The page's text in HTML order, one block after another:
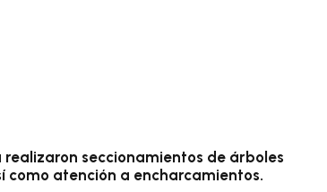
realizaron seccionamientos de árboles
atención a encharcamientos.